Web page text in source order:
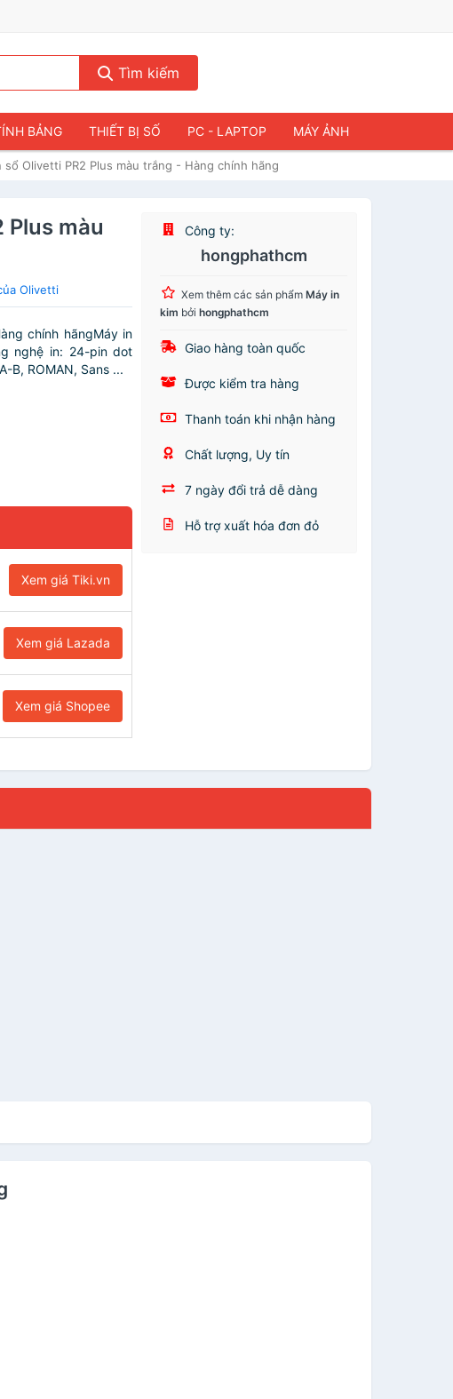
Tìm kiếm
BẢNG THIẾT BỊ SỐ PC - LAPTOP MÁY ẢNH
sổ Olivetti PR2 Plus màu trắng - Hàng chính hãng
Plus màu
Olivetti
chính hãngMáy in
nghệ in: 24-pin dot
B, ROMAN, Sans ...
Xem giá Tiki.vn
Xem giá Lazada
Xem giá Shopee
Công ty:
hongphathcm
Xem thêm các sản phẩmMáy in
kim bởihongphathcm
Giao hàng toàn quốc
Được kiểm tra hàng
Thanh toán khi nhận hàng
Chất lượng, Uy tín
7 ngày đổi trả dễ dàng
Hỗ trợ xuất hóa đơn đỏ